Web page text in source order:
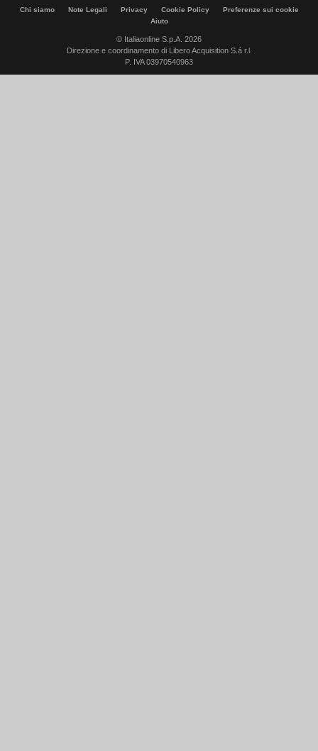
Chi siamo Note Legali Privacy Cookie Policy
Preferenze sui cookie
Aiuto
© Italiaonline S.p.A. 2026
Direzione e coordinamento di Libero Acquisition S.á r.l.
P. IVA 03970540963